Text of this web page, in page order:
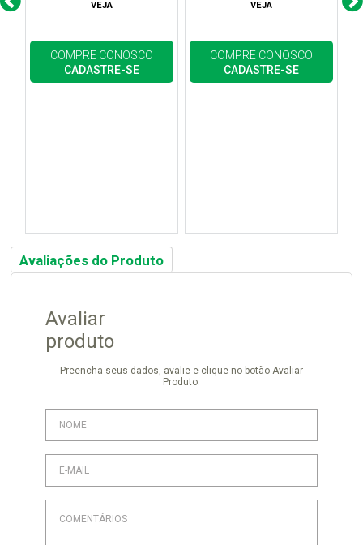
VEJA
COMPRE CONOSCO
CADASTRE-SE
VEJA
COMPRE CONOSCO
CADASTRE-SE
Avaliações do Produto
Avaliar
produto
Preencha seus dados, avalie e clique no botão Avaliar
Produto.